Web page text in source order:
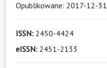
Opublikowane: 2017-12-31
ISSN: 2450-4424
eISSN: 2451-2133